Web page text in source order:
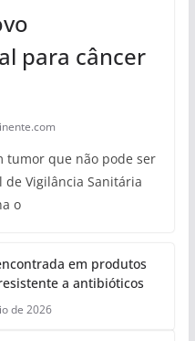
para câncer
tumor que não pode ser
de Vigilância Sanitária
o
em produtos
a antibióticos
de 2026